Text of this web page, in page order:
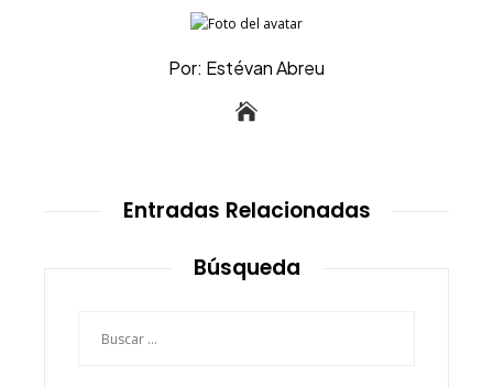
Por: Estévan Abreu
Entradas Relacionadas
Búsqueda